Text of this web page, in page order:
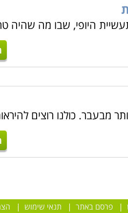
היופי, שבו מה שהיה
מבעבר. כולנו רוצים
|פרסם באתר | תנאי שימוש |